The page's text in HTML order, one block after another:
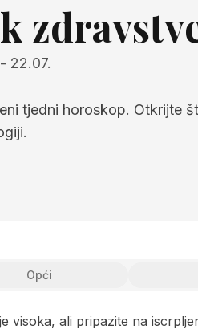
- 22.07.
tjedni horoskop. Otkrijte
Opći
visoka, ali pripazite na